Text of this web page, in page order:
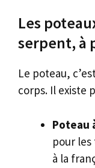
Les
serpent,
Le poteau,
corps. Il existe
Poteau
pour
à la